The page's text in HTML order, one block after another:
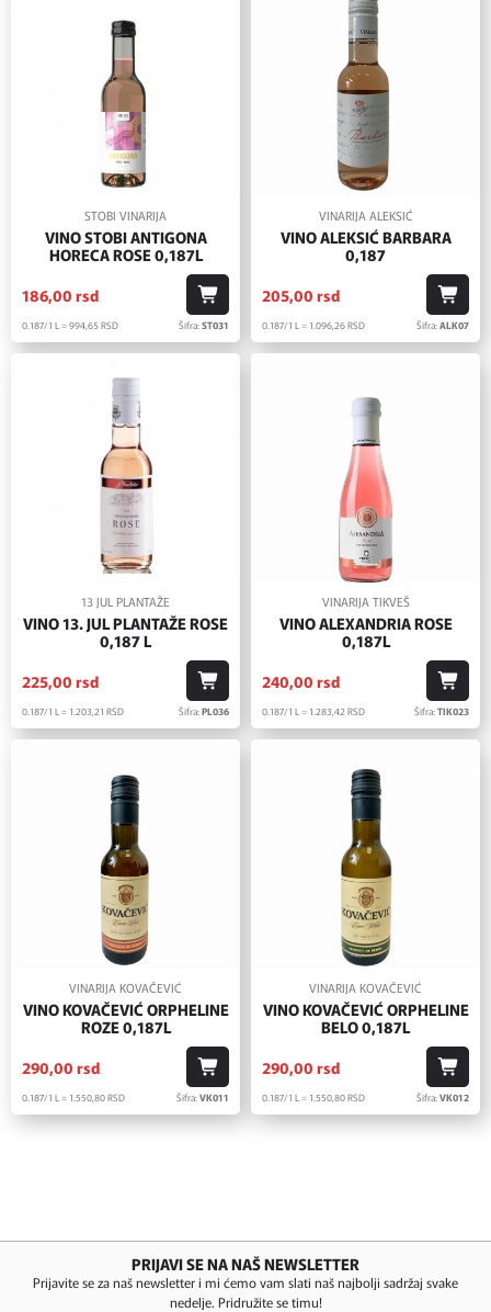
STOBI VINARIJA
VINO STOBI ANTIGONA
HORECA ROSE 0,187L
186,00 rsd
0.187/1 L = 994,65 RSD Šifra:ST031
VINARIJA ALEKSIĆ
VINO ALEKSIĆ BARBARA
0,187
205,00 rsd
0.187/1 L = 1.096,26RSD Šifra:ALK07
13 JUL PLANTAŽE
VINO 13. JUL PLANTAŽE ROSE
0,187 L
225,00 rsd
0.187/1 L = 1.203,21 RSD Šifra:PL036
VINARIJA TIKVEŠ
VINO ALEXANDRIA ROSE
0,187L
240,00 rsd
0.187/1 L = 1.283,42RSD Šifra:TIK023
VINARIJA KOVAČEVIĆ
VINO KOVAČEVIĆ ORPHELINE
ROZE 0,187L
290,00 rsd
0.187/1 L = 1.550,80RSD Šifra:VK011
VINARIJA KOVAČEVIĆ
VINO KOVAČEVIĆ ORPHELINE
BELO 0,187L
290,00 rsd
0.187/1 L = 1.550,80RSD Šifra:VK012
PRIJAVI SE NA NAŠ NEWSLETTER
Prijavite se za naš newsletter i mi ćemo vam slati naš najbolji sadržaj svake
nedelje. Pridružite se timu!